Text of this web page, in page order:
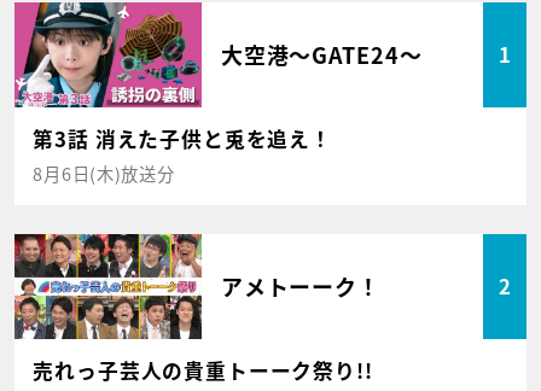
大空港～GATE24～ 1
第3話 消えた子供と兎を追え！
8月6日(木)放送分
アメトーーク！ 2
売れっ子芸人の貴重トーーク祭り!!